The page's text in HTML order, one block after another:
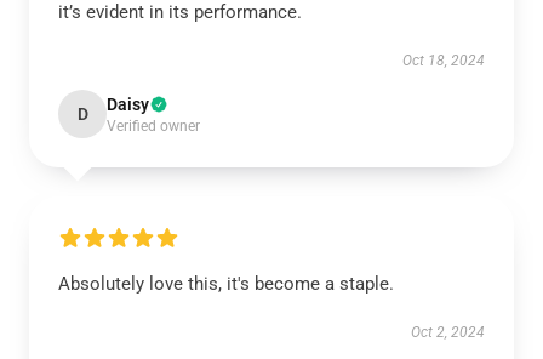
it’s evident in its performance.
Oct 18, 2024
D Daisy
Verified owner
Absolutely love this, it's become a staple.
Oct 2, 2024